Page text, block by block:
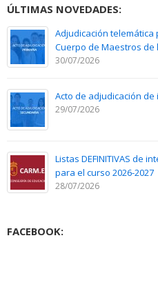
ÚLTIMAS NOVEDADES:
Adjudicación
Cuerpo de Maestros de
30/07/2026
Acto de adjudicación
29/07/2026
Listas DEFINITIVAS de
para el curso 2026-2027
28/07/2026
FACEBOOK: